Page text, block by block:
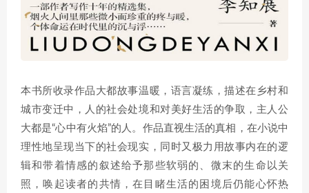
本书所收录作品大都故事温暖，语言凝练，描述在乡村和
城市变迁中，人的社会处境和对美好生活的争取，主人公
大都是“心中有火焰”的人。作品直视生活的真相，在小说中
理性地呈现当下的社会现实，同时又极力用故事内在的逻
辑和带着情感的叙述给予那些软弱的、微末的生命以关
照，唤起读者的共情，在目睹生活的困境后仍能心怀热